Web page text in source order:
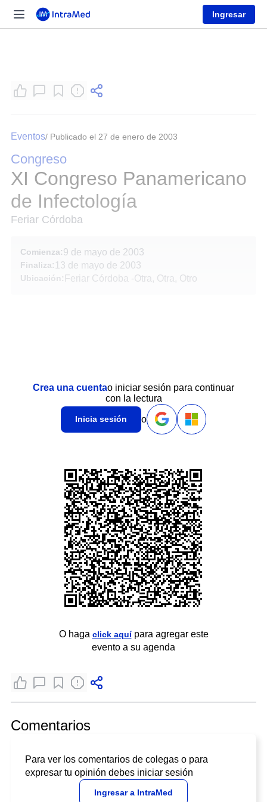
Ingresar
Eventos/ Publicado el 27 de enero de 2003
Congreso
XI Congreso Panamericano
de Infectología
Feriar Córdoba
Comienza:9 de mayo de 2003
Finaliza: 13 de mayo de 2003
Ubicación: Feriar Córdoba -Otra, Otra, Otro
Crea una cuentao iniciar sesión para continuar
con la lectura
Inicia sesión o
O haga click aquípara agregar este
evento a su agenda
Comentarios
Para ver los comentarios de colegas o para
expresar tu opinión debes iniciar sesión
Ingresar a IntraMed